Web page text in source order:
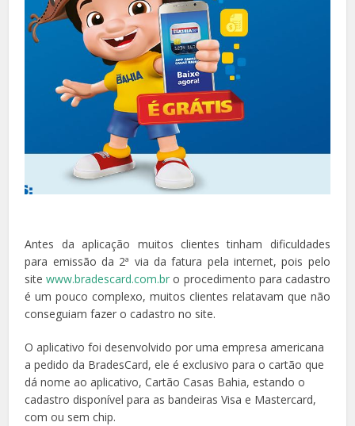
Antes da aplicação muitos clientes tinham dificuldades
para emissão da 2ª via da fatura pela internet, pois pelo
sitewww.bradescard.com.br o procedimento para cadastro
é um pouco complexo, muitos clientes relatavam que não
conseguiam fazer o cadastro no site.
O aplicativo foi desenvolvido por uma empresa americana
a pedido da BradesCard, ele é exclusivo para o cartão que
dá nome ao aplicativo, Cartão Casas Bahia, estando o
cadastro disponível para as bandeiras Visa e Mastercard,
com ou sem chip.